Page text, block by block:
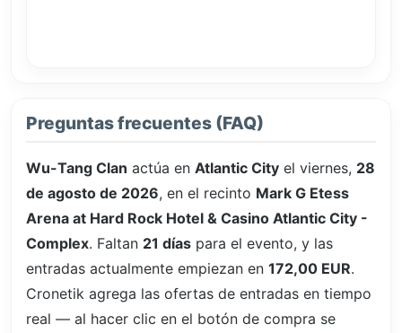
Preguntas frecuentes (FAQ)
Wu-Tang Clan actúa en Atlantic City el viernes, 28
de agosto de 2026, en el recinto Mark G Etess
Arena at Hard Rock Hotel & Casino Atlantic City -
Complex. Faltan 21 días para el evento, y las
entradas actualmente empiezan en 172,00 EUR.
Cronetik agrega las ofertas de entradas en tiempo
real — al hacer clic en el botón de compra se